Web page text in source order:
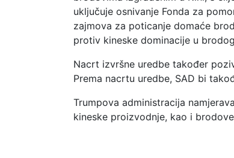
uključuje osnivanje Fonda za
zajmova za poticanje domaće
protiv kineske dominacije u
Nacrt izvršne uredbe također
Prema nacrtu uredbe, SAD bi
Trumpova administracija
kineske proizvodnje, kao i